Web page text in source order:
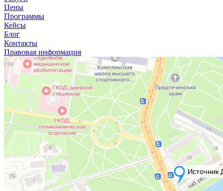
Цены
Программы
Кейсы
Блог
Контакты
Правовая информация